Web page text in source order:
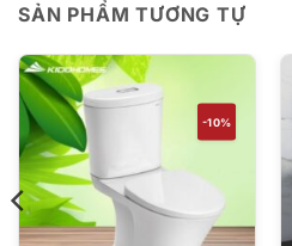
SẢN PHẨM TƯƠNG TỰ
-10%